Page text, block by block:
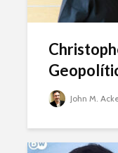
John M.
La